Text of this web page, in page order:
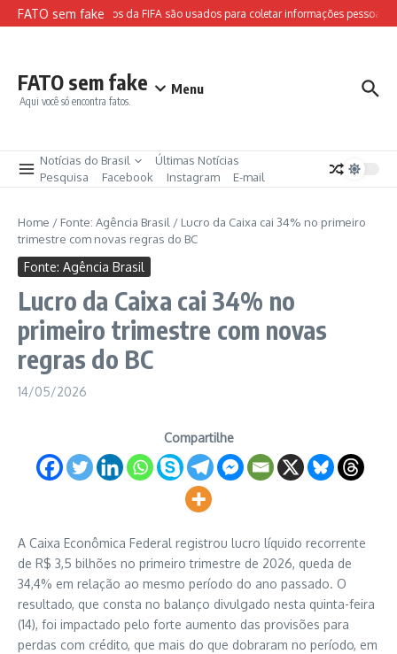
Ir para o conteúdo
FATO sem fakeSites falsos da FIFA são usados para coletar informações pessoais
FATO sem fake
Aqui você só encontra fatos.
Menu
Notícias do Brasil
Últimas Notícias
Pesquisa
Facebook Instagram E-mail
Home / Fonte: Agência Brasil / Lucro da Caixa cai 34% no primeiro
trimestre com novas regras do BC
Fonte: Agência Brasil
Lucro da Caixa cai 34% no
primeiro trimestre com novas
regras do BC
14/05/2026
Compartilhe
A Caixa Econômica Federal registrou lucro líquido recorrente
de R$ 3,5 bilhões no primeiro trimestre de 2026, queda de
34,4% em relação ao mesmo período do ano passado. O
resultado, que consta no balanço divulgado nesta quinta-feira
(14), foi impactado pelo forte aumento das provisões para
perdas com crédito, que mais do que dobraram no período, em